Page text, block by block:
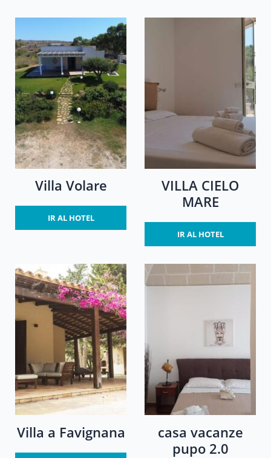
Villa Volare
IR AL HOTEL
VILLA CIELO
MARE
IR AL HOTEL
Villa a Favignana
casa vacanze
pupo 2.0